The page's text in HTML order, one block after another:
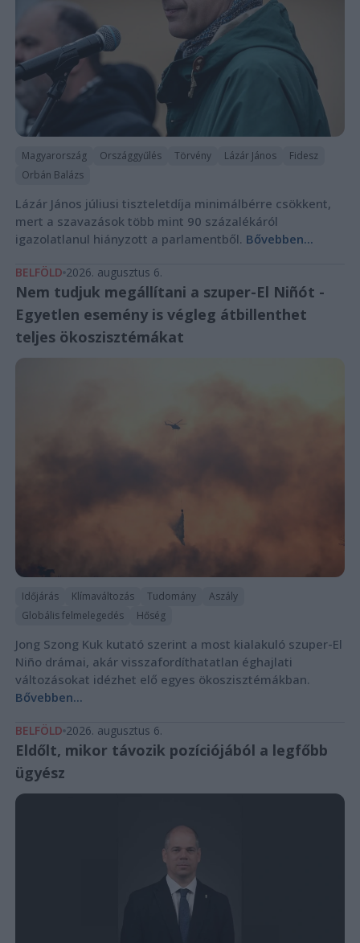
Magyarország Országgyűlés Törvény Lázár János
Fidesz
Orbán Balázs
Lázár János júliusi tiszteletdíja minimálbérre csökkent,
mert a szavazások több mint 90 százalékáról
igazolatlanul hiányzott a parlamentből. Bővebben...
BELFÖLD 2026. augusztus 6.
Nem tudjuk megállítani a szuper-El Niñót -
Egyetlen esemény is végleg átbillenthet
teljes ökoszisztémákat
Időjárás Klímaváltozás Tudomány
Aszály
Globális felmelegedés
Hőség
Jong Szong Kuk kutató szerint a most kialakuló szuper-El
Niño drámai, akár visszafordíthatatlan éghajlati
változásokat idézhet elő egyes ökoszisztémákban.
Bővebben...
BELFÖLD 2026. augusztus 6.
Eldőlt, mikor távozik pozíciójából a legfőbb
ügyész